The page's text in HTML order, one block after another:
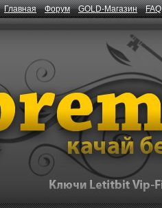
Главная Форум GOLD-Магазин FAQ